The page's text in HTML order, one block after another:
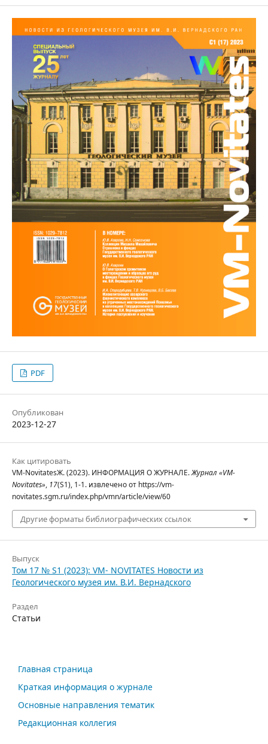
PDF
Опубликован
2023-12-27
Как цитировать
VM-NovitatesЖ. (2023). ИНФОРМАЦИЯ О ЖУРНАЛЕ.Журнал «VM-
Novitates», 17(S1), 1-1. извлечено от https://vm-
novitates.sgm.ru/index.php/vmn/article/view/60
Другие форматы библиографических ссылок
Выпуск
Том 17 № S1 (2023): VM- NOVITATES Новости из
Геологического музея им. В.И. Вернадского
Раздел
Статьи
Главная страница
Краткая информация о журнале
Основные направления тематик
Редакционная коллегия